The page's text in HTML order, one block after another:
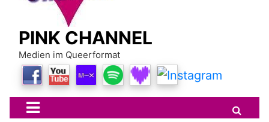
PINK CHANNEL
Medien im Queerformat